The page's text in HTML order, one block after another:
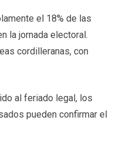
el 18% de las
la jornada electoral.
cordilleranas, con
al feriado legal, los
pueden confirmar el